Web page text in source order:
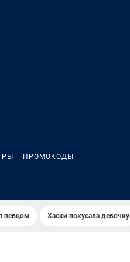
ПРОМОКОДЫ
певцом Хаски покусала девочку